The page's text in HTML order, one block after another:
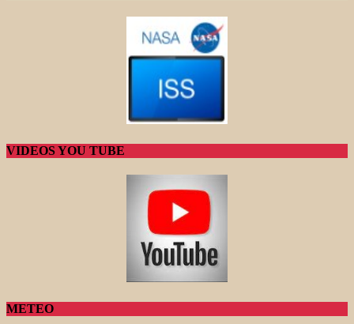
VIDEOS YOU TUBE
METEO